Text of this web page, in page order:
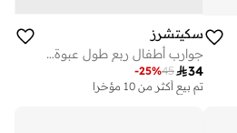
سكيتشرز
جوارب أطفال ربع طول عبوة من قطع
34
45
-25%
تم بيع أكثر من 10 مؤخرا